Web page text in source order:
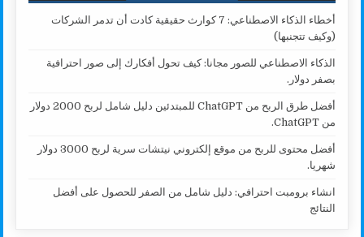
أخطاء الذكاء الاصطناعي: 7 كوارث حقيقية كادت أن تدمر الشركات
(وكيف تتجنبها)
الذكاء الاصطناعي للصور مجانا: كيف تحول أفكارك إلى صور احترافية
بصفر دولار.
أفضل طرق الربح من ChatGPT للمبتدئين دليل شامل لربح 2000 دولار
من ChatGPT.
أفضل محتوى للربح من موقع إلكتروني نيتشات سرية لربح 3000 دولار
شهريا.
انشاء برومبت احترافي: دليل شامل من الصفر للحصول على أفضل
النتائج